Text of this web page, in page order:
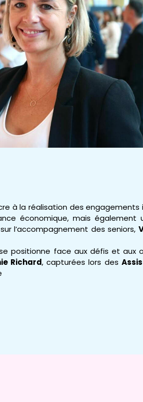
à la réalisation des engagements
économique, mais également
l’accompagnement des seniors,
positionne face aux défis et aux
Richard, capturées lors des